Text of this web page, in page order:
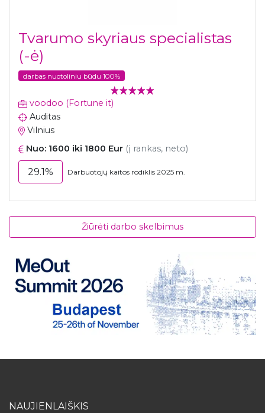
Tvarumo skyriaus specialistas
(-ė)
darbas nuotoliniu būdu 100%
voodoo (Fortune it)
Auditas
Vilnius
Nuo: 1600 iki 1800 Eur (į rankas, neto)
29.1% Darbuotojų kaitos rodiklis 2025 m.
Žiūrėti darbo skelbimus
NAUJIENLAIŠKIS